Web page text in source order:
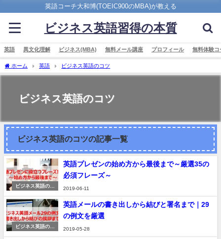
英語コーチ大和博(TOEIC900のMBA)が教える
ビジネス英語習得の本質
英語 異文化理解 ビジネス(MBA) 無料メール講座 プロフィール 無料体験コ
ホーム 英語 ビジネス英語のコツ
ビジネス英語のコツ
ビジネス英語のコツの記事一覧
ビジネス英語のコ
英語プレゼンの始め方から最後まで～厳選35の
必須フレーズ～
2019-06-11
ビジネス英語のコ
英語メールの書き出しから結びと署名まで｜29
の例文を厳選
2019-05-28